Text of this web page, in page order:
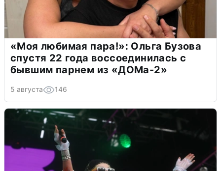
«Моя любимая пара!»: Ольга Бузова
спустя 22 года воссоединилась с
бывшим парнем из «ДОМа-2»
5 августа 146